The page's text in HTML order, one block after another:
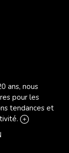
ans, nous
pour les
tendances et